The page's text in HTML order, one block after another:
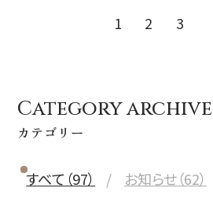
1 2 3
Category archive
カテゴリー
すべて（97）
お知らせ（62）